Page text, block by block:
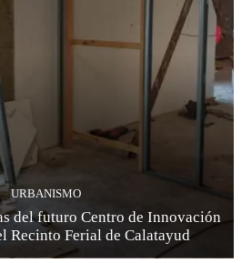
URBANISMO
del futuro Centro de Innovación
Recinto Ferial de Calatayud